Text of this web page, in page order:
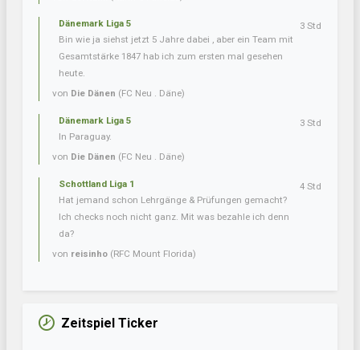
Dänemark Liga 5
Bin wie ja siehst jetzt 5 Jahre dabei , aber ein Team mit
Gesamtstärke 1847 hab ich zum ersten mal gesehen
heute.
von Die Dänen (FC Neu . Däne)
3 Std
Dänemark Liga 5
In Paraguay.
von Die Dänen (FC Neu . Däne)
3 Std
Schottland Liga 1
Hat jemand schon Lehrgänge & Prüfungen gemacht?
Ich checks noch nicht ganz. Mit was bezahle ich denn
da?
von reisinho (RFC Mount Florida)
4 Std
Zeitspiel Ticker